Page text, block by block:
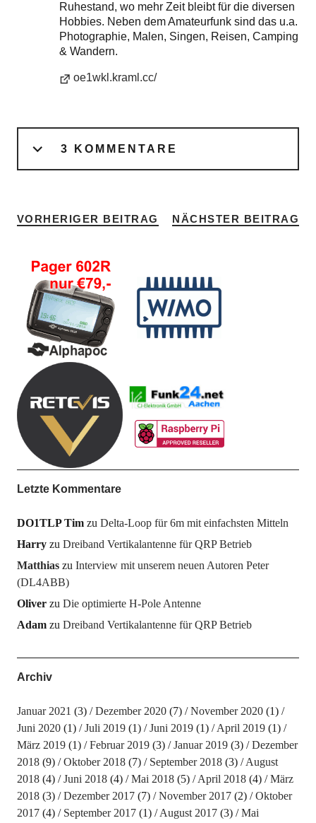
Ruhestand, wo mehr Zeit bleibt für die diversen
Hobbies. Neben dem Amateurfunk sind das u.a.
Photographie, Malen, Singen, Reisen, Camping
& Wandern.
oe1wkl.kraml.cc/
3 KOMMENTARE
VORHERIGER BEITRAG NÄCHSTER BEITRAG
Letzte Kommentare
DO1TLP Timzu Delta-Loop für 6m mit einfachsten Mitteln
Harryzu Dreiband Vertikalantenne für QRP Betrieb
Matthiaszu Interview mit unserem neuen Autoren Peter
(DL4ABB)
Oliverzu Die optimierte H-Pole Antenne
Adamzu Dreiband Vertikalantenne für QRP Betrieb
Archiv
Januar 2021 (3) Dezember 2020(7) November 2020(1)
Juni 2020(1) Juli 2019(1) Juni 2019(1) April 2019(1)
März 2019(1) Februar 2019(3) Januar 2019(3)
Dezember
2018(9) Oktober 2018(7) September 2018(3)
August
2018(4) Juni 2018(4) Mai 2018(5) April 2018(4)
März
2018(3) Dezember 2017(7) November 2017(2)
Oktober
2017(4) September 2017(1) August 2017(3)
Mai